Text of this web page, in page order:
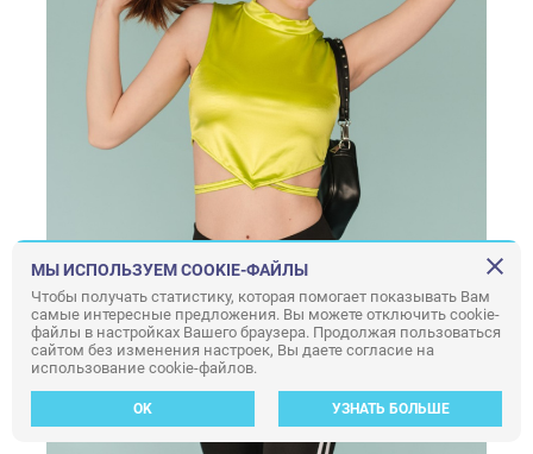
МЫ ИСПОЛЬЗУЕМ COOKIE-ФАЙЛЫ
Чтобы получать статистику, которая помогает показывать Вам
самые интересные предложения. Вы можете отключить cookie-
файлы в настройках Вашего браузера. Продолжая пользоваться
сайтом без изменения настроек, Вы даете согласие на
использование cookie-файлов.
OK УЗНАТЬ БОЛЬШЕ